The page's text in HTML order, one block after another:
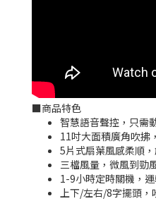
■商品特色
智慧語音聲控，只需
11吋大面積廣角吹拂
5片式扇葉風感柔順
三檔風量，微風到勁
1-9小時定時關機，
上下/左右/8字擺頭，